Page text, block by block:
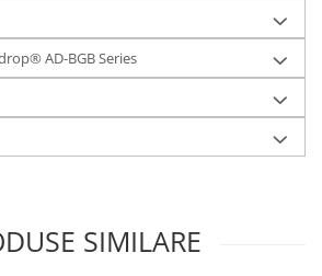
AD-BGB Series
SIMILARE